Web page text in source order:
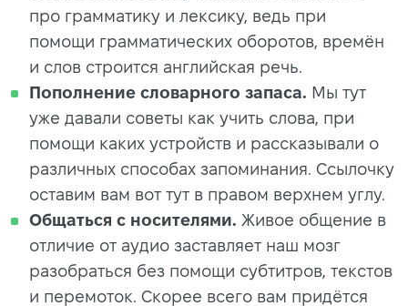
про грамматику и лексику, ведь при
помощи грамматических оборотов, времён
и слов строится английская речь.
Пополнение словарного запаса. Мы тут
уже давали советы как учить слова, при
помощи каких устройств и рассказывали о
различных способах запоминания. Ссылочку
оставим вам вот тут в правом верхнем углу.
Общаться с носителями. Живое общение в
отличие от аудио заставляет наш мозг
разобраться без помощи субтитров, текстов
и перемоток. Скорее всего вам придётся